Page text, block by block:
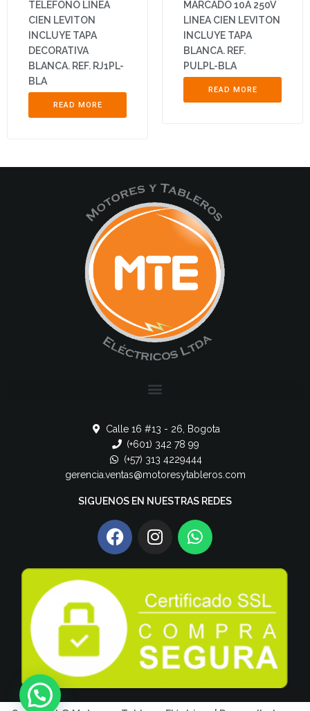
TELÉFONO LINEA
CIEN LEVITON
INCLUYE TAPA
DECORATIVA
BLANCA. REF. RJ1PL-
BLA
READ MORE
MARCADO 10A 250V
LINEA CIEN LEVITON
INCLUYE TAPA
BLANCA. REF.
PULPL-BLA
READ MORE
Calle 16 #13 - 26, Bogota
(+601) 342 78 99
(+57) 313 4229444
gerencia.ventas@motoresytableros.com
SIGUENOS EN NUESTRAS REDES